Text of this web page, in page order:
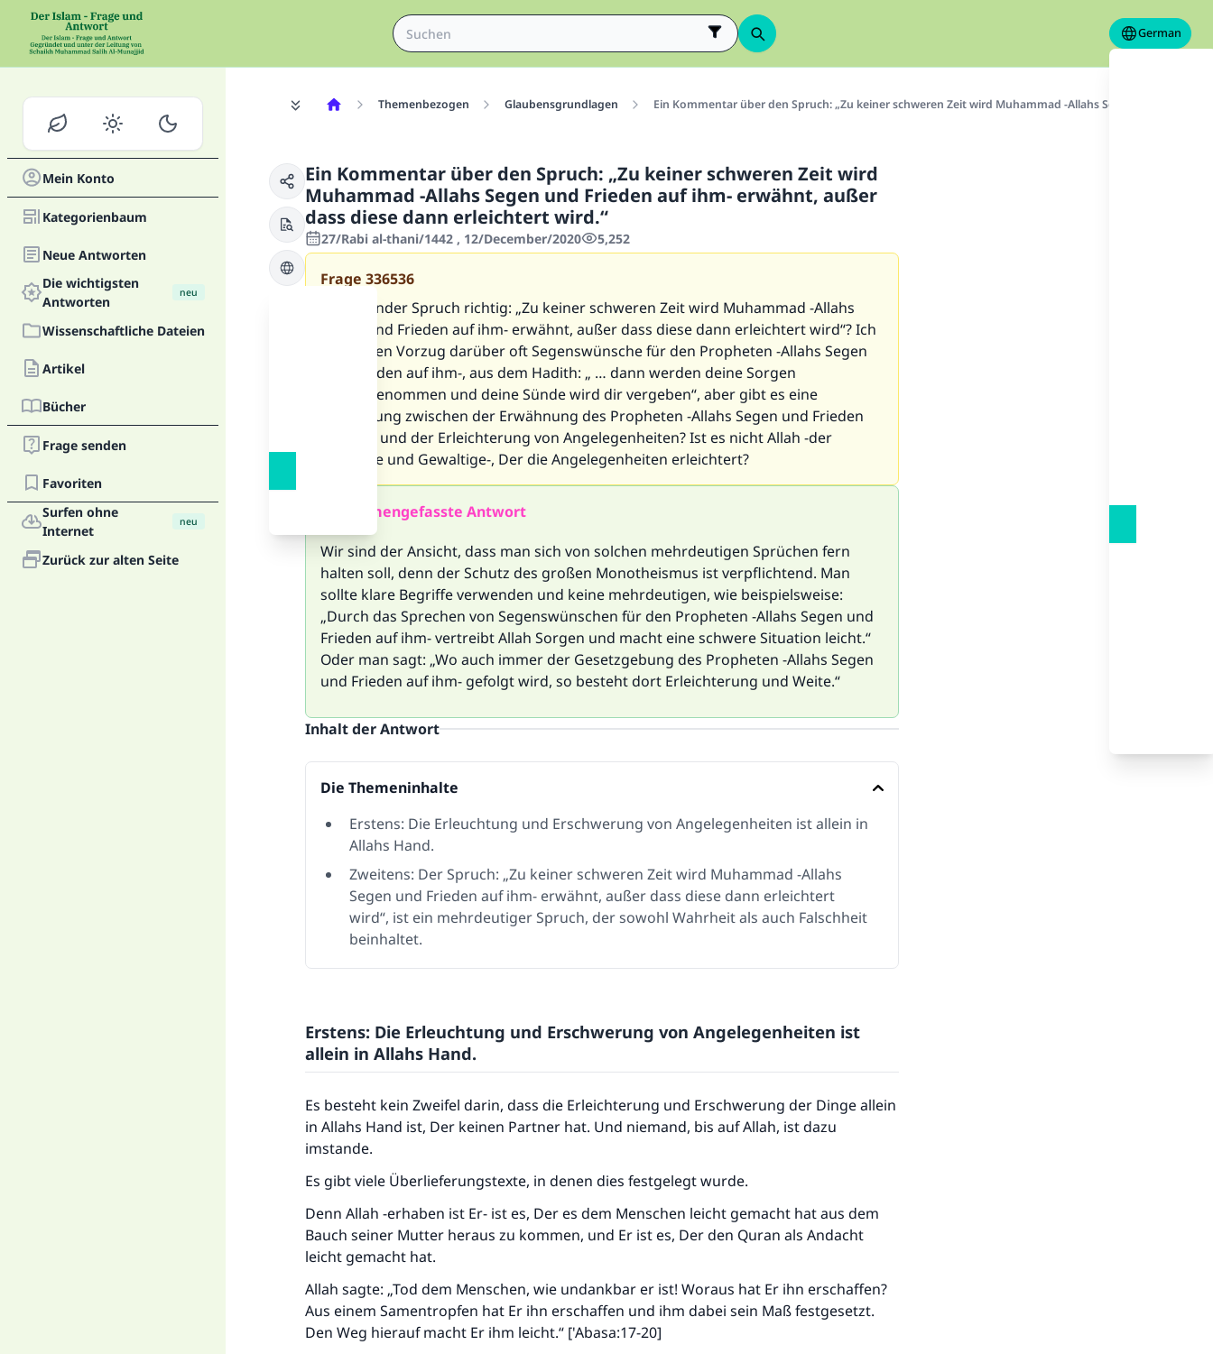
German
Mein Konto
Kategorienbaum
Neue Antworten
Die wichtigsten
Antworten
neu
Wissenschaftliche Dateien
Artikel
Bücher
Frage senden
Favoriten
Surfen ohne
Internet
neu
Zurück zur alten Seite
Themenbezogen Glaubensgrundlagen Ein Kommentar über den Spruch: „Zu keiner schweren Zeit wird Muhammad -Allahs Segen und
Ein Kommentar über den Spruch: „Zu keiner schweren Zeit wird
Muhammad -Allahs Segen und Frieden auf ihm- erwähnt, außer
dass diese dann erleichtert wird.“
27/Rabi al-thani/1442 , 12/December/2020 5,252
Frage 336536
Ist folgender Spruch richtig: „Zu keiner schweren Zeit wird Muhammad -Allahs
Segen und Frieden auf ihm- erwähnt, außer dass diese dann erleichtert wird“? Ich
kenne den Vorzug darüber oft Segenswünsche für den Propheten -Allahs Segen
und Frieden auf ihm-, aus dem Hadith: „ … dann werden deine Sorgen
hinfortgenommen und deine Sünde wird dir vergeben“, aber gibt es eine
Verbindung zwischen der Erwähnung des Propheten -Allahs Segen und Frieden
auf ihm- und der Erleichterung von Angelegenheiten? Ist es nicht Allah -der
Mächtige und Gewaltige-, Der die Angelegenheiten erleichtert?
Zusammengefasste Antwort
Wir sind der Ansicht, dass man sich von solchen mehrdeutigen Sprüchen fern
halten soll, denn der Schutz des großen Monotheismus ist verpflichtend. Man
sollte klare Begriffe verwenden und keine mehrdeutigen, wie beispielsweise:
„Durch das Sprechen von Segenswünschen für den Propheten -Allahs Segen und
Frieden auf ihm- vertreibt Allah Sorgen und macht eine schwere Situation leicht.“
Oder man sagt: „Wo auch immer der Gesetzgebung des Propheten -Allahs Segen
und Frieden auf ihm- gefolgt wird, so besteht dort Erleichterung und Weite.“
Inhalt der Antwort
Die Themeninhalte
Erstens: Die Erleuchtung und Erschwerung von Angelegenheiten ist allein in
Allahs Hand.
Zweitens: Der Spruch: „Zu keiner schweren Zeit wird Muhammad -Allahs
Segen und Frieden auf ihm- erwähnt, außer dass diese dann erleichtert
wird“, ist ein mehrdeutiger Spruch, der sowohl Wahrheit als auch Falschheit
beinhaltet.
Erstens: Die Erleuchtung und Erschwerung von Angelegenheiten ist
allein in Allahs Hand.
Es besteht kein Zweifel darin, dass die Erleichterung und Erschwerung der Dinge allein
in Allahs Hand ist, Der keinen Partner hat. Und niemand, bis auf Allah, ist dazu
imstande.
Es gibt viele Überlieferungstexte, in denen dies festgelegt wurde.
Denn Allah -erhaben ist Er- ist es, Der es dem Menschen leicht gemacht hat aus dem
Bauch seiner Mutter heraus zu kommen, und Er ist es, Der den Quran als Andacht
leicht gemacht hat.
Allah sagte: „Tod dem Menschen, wie undankbar er ist! Woraus hat Er ihn erschaffen?
Aus einem Samentropfen hat Er ihn erschaffen und ihm dabei sein Maß festgesetzt.
Den Weg hierauf macht Er ihm leicht.“ ['Abasa:17-20]